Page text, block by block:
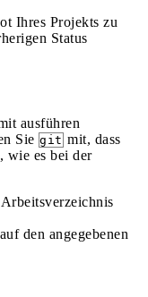
Ihres Projekts zu
Status
ausführen
Sie git mit, dass
wie es bei der
den angegebenen